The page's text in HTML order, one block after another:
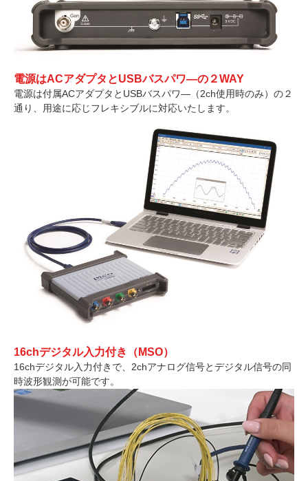
電源はACアダプタとUSBバスパワ―の２WAY
電源は付属ACアダプタとUSBバスパワ―（2ch使用時のみ）の２
通り、用途に応じフレキシブルに対応いたします。
16chデジタル入力付き（MSO）
16chデジタル入力付きで、2chアナログ信号とデジタル信号の同
時波形観測が可能です。